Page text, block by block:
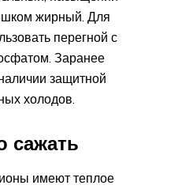
жирный. Для
перегной с
Заранее
защитной
холодов.
сажать
имеют теплое